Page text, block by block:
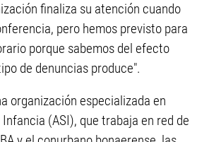
finaliza su atención cuando
pero hemos previsto para
porque sabemos del efecto
de denuncias produce".
organización especializada en
(ASI), que trabaja en red de